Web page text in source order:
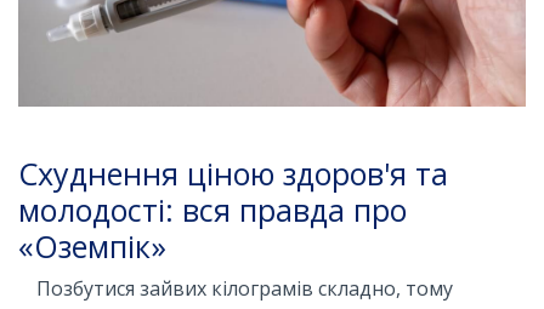
Схуднення ціною здоров'я та
молодості: вся правда про
«Оземпік»
Позбутися зайвих кілограмів складно, тому